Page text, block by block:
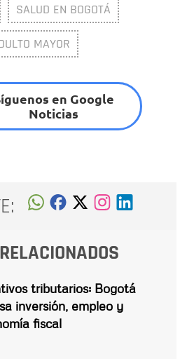
SALUD EN BOGOTÁ
MAYOR
en Google
Noticias
tributarios: Bogotá
inversión, empleo y
fiscal